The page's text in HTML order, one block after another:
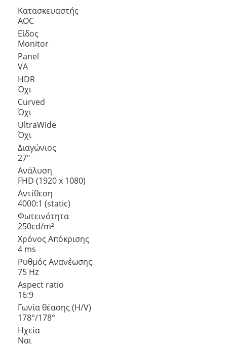
Κατασκευαστής
AOC
Είδος
Monitor
Panel
VA
HDR
Όχι
Curved
Όχι
UltraWide
Όχι
Διαγώνιος
27″
Ανάλυση
FHD (1920 x 1080)
Αντίθεση
4000:1 (static)
Φωτεινότητα
250cd/m²
Χρόνος Απόκρισης
4 ms
Ρυθμός Ανανέωσης
75 Hz
Aspect ratio
16:9
Γωνία θέασης (H/V)
178°/178°
Ηχεία
Ναι